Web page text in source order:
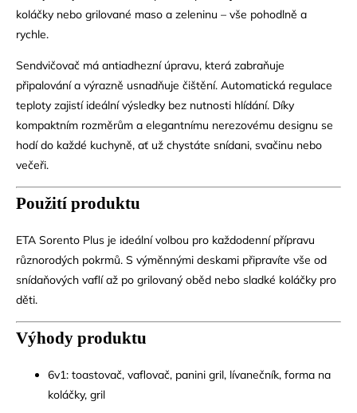
koláčky nebo grilované maso a zeleninu – vše pohodlně a
rychle.
Sendvičovač má antiadhezní úpravu, která zabraňuje
připalování a výrazně usnadňuje čištění. Automatická regulace
teploty zajistí ideální výsledky bez nutnosti hlídání. Díky
kompaktním rozměrům a elegantnímu nerezovému designu se
hodí do každé kuchyně, ať už chystáte snídani, svačinu nebo
večeři.
Použití produktu
ETA Sorento Plus je ideální volbou pro každodenní přípravu
různorodých pokrmů. S výměnnými deskami připravíte vše od
snídaňových vaflí až po grilovaný oběd nebo sladké koláčky pro
děti.
Výhody produktu
6v1: toastovač, vaflovač, panini gril, lívanečník, forma na
koláčky, gril